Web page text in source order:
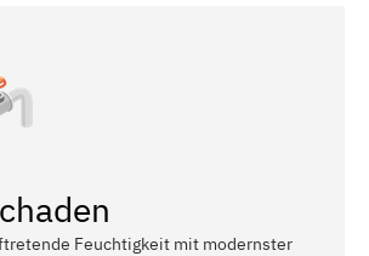
Feuchtigkeit mit modernster